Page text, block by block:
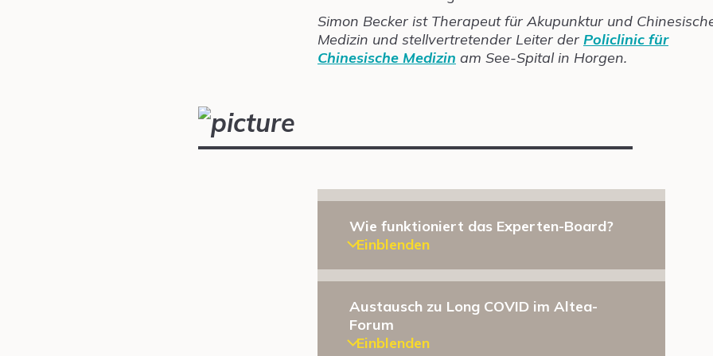
Simon Becker ist Therapeut für Akupunktur und
Medizin und stellvertretender Leiter der Policlinic für
Chinesische Medizin am See-Spital in Horgen.
Wie funktioniert das Experten-Board?
Einblenden
Austausch zu Long COVID im Altea-
Forum
Einblenden